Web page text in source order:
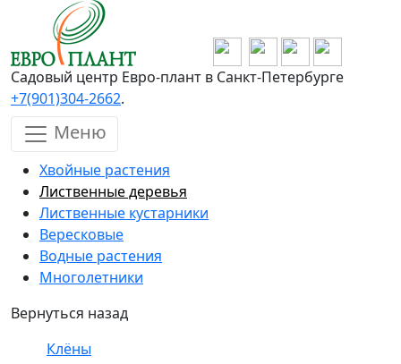
Перейти к основному содержанию
Садовый центр Евро-плант в Санкт-Петербурге
+7(901)304-2662.
Меню
Хвойные растения
Лиственные деревья
Лиственные кустарники
Вересковые
Водные растения
Многолетники
Вернуться назад
Клёны